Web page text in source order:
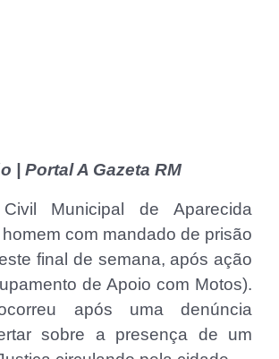
| Portal A Gazeta RM
Municipal de Aparecida
com mandado de prisão
final de semana, após ação
de Apoio com Motos).
após uma denúncia
sobre a presença de um